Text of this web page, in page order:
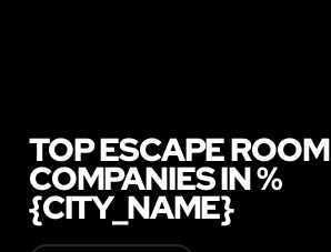
TOP ESCAPE ROOM
COMPANIES IN %
{CITY_NAME}